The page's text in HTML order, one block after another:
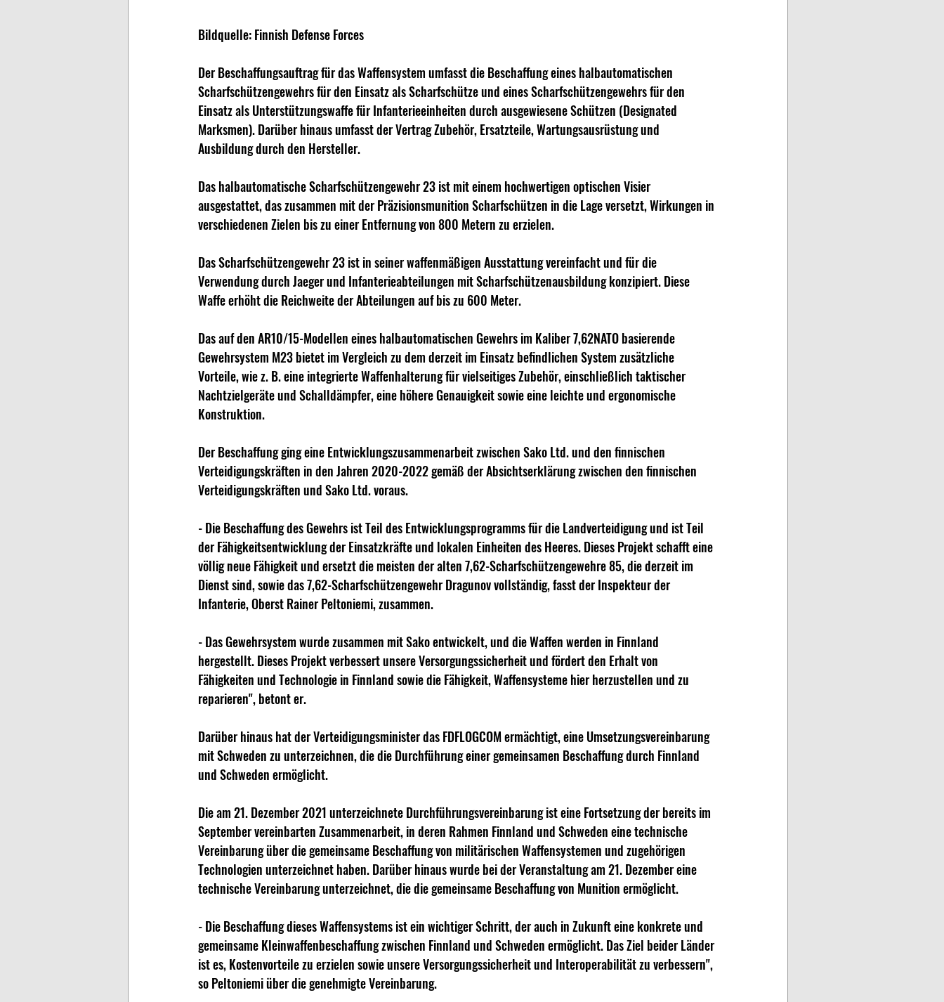
Bildquelle: Finnish Defense Forces
Der Beschaffungsauftrag für das Waffensystem umfasst die Beschaffung eines halbautomatischen
Scharfschützengewehrs für den Einsatz als Scharfschütze und eines Scharfschützengewehrs für den
Einsatz als Unterstützungswaffe für Infanterieeinheiten durch ausgewiesene Schützen (Designated
Marksmen). Darüber hinaus umfasst der Vertrag Zubehör, Ersatzteile, Wartungsausrüstung und
Ausbildung durch den Hersteller.
Das halbautomatische Scharfschützengewehr 23 ist mit einem hochwertigen optischen Visier
ausgestattet, das zusammen mit der Präzisionsmunition Scharfschützen in die Lage versetzt, Wirkungen in
verschiedenen Zielen bis zu einer Entfernung von 800 Metern zu erzielen.
Das Scharfschützengewehr 23 ist in seiner waffenmäßigen Ausstattung vereinfacht und für die
Verwendung durch Jaeger und Infanterieabteilungen mit Scharfschützenausbildung konzipiert. Diese
Waffe erhöht die Reichweite der Abteilungen auf bis zu 600 Meter.
Das auf den AR10/15-Modellen eines halbautomatischen Gewehrs im Kaliber 7,62NATO basierende
Gewehrsystem M23 bietet im Vergleich zu dem derzeit im Einsatz befindlichen System zusätzliche
Vorteile, wie z. B. eine integrierte Waffenhalterung für vielseitiges Zubehör, einschließlich taktischer
Nachtzielgeräte und Schalldämpfer, eine höhere Genauigkeit sowie eine leichte und ergonomische
Konstruktion.
Der Beschaffung ging eine Entwicklungszusammenarbeit zwischen Sako Ltd. und den finnischen
Verteidigungskräften in den Jahren 2020-2022 gemäß der Absichtserklärung zwischen den finnischen
Verteidigungskräften und Sako Ltd. voraus.
- Die Beschaffung des Gewehrs ist Teil des Entwicklungsprogramms für die Landverteidigung und ist Teil
der Fähigkeitsentwicklung der Einsatzkräfte und lokalen Einheiten des Heeres. Dieses Projekt schafft eine
völlig neue Fähigkeit und ersetzt die meisten der alten 7,62-Scharfschützengewehre 85, die derzeit im
Dienst sind, sowie das 7,62-Scharfschützengewehr Dragunov vollständig, fasst der Inspekteur der
Infanterie, Oberst Rainer Peltoniemi, zusammen.
- Das Gewehrsystem wurde zusammen mit Sako entwickelt, und die Waffen werden in Finnland
hergestellt. Dieses Projekt verbessert unsere Versorgungssicherheit und fördert den Erhalt von
Fähigkeiten und Technologie in Finnland sowie die Fähigkeit, Waffensysteme hier herzustellen und zu
reparieren", betont er.
Darüber hinaus hat der Verteidigungsminister das FDFLOGCOM ermächtigt, eine Umsetzungsvereinbarung
mit Schweden zu unterzeichnen, die die Durchführung einer gemeinsamen Beschaffung durch Finnland
und Schweden ermöglicht.
Die am 21. Dezember 2021 unterzeichnete Durchführungsvereinbarung ist eine Fortsetzung der bereits im
September vereinbarten Zusammenarbeit, in deren Rahmen Finnland und Schweden eine technische
Vereinbarung über die gemeinsame Beschaffung von militärischen Waffensystemen und zugehörigen
Technologien unterzeichnet haben. Darüber hinaus wurde bei der Veranstaltung am 21. Dezember eine
technische Vereinbarung unterzeichnet, die die gemeinsame Beschaffung von Munition ermöglicht.
- Die Beschaffung dieses Waffensystems ist ein wichtiger Schritt, der auch in Zukunft eine konkrete und
gemeinsame Kleinwaffenbeschaffung zwischen Finnland und Schweden ermöglicht. Das Ziel beider Länder
ist es, Kostenvorteile zu erzielen sowie unsere Versorgungssicherheit und Interoperabilität zu verbessern",
so Peltoniemi über die genehmigte Vereinbarung.